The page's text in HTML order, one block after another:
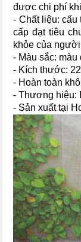
được chi phí
- Chất liệu: cấu
cấp đạt tiêu
khỏe của
- Màu sắc:
- Kích thước:
- Hoàn toàn
- Thương hiệu:
- Sản xuất tại